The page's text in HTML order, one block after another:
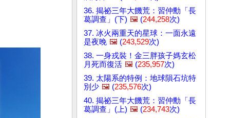
36. 揭祕三年大饑荒：習仲勳「長
葛調查」(下) 🖼️ (244,258次)
37. 冰火兩重天的星球：一面永遠
是夜晚 🖼️ (243,529次)
38. 一身戎裝！金三胖孩子媽玄松
月死而復活 🖼️ (235,957次)
39. 太陽系的特例：地球隕石坑特
別少 🖼️ (235,576次)
40. 揭祕三年大饑荒：習仲勳「長
葛調查」(上) 🖼️ (234,743次)